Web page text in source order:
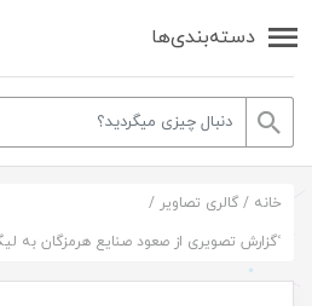
دسته‌بندی‌ها
خانه / گالری تصاویر /
‘گزارش تصویری از صعود صنایع هرمزگان به